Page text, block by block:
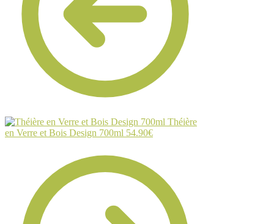
Théière
en Verre et Bois Design 700ml 54.90€